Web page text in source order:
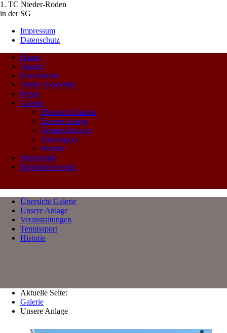
1. TC Nieder-Roden
in der SG
Impressum
Datenschutz
Home
Jugend
Erwachsene
Tennis Akademie
Presse
Galerie
Übersicht Galerie
Unsere Anlage
Veranstaltungen
Tennissport
Historie
Tennishalle
Mitgliederbereich
Übersicht Galerie
Unsere Anlage
Veranstaltungen
Tennissport
Historie
Aktuelle Seite:
Galerie
Unsere Anlage